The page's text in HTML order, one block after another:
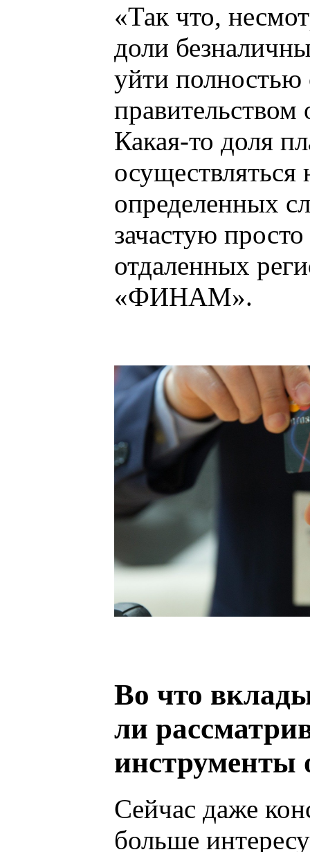
«Так что,
доли
уйти полностью
правительством
Какая-то доля
определенных
зачастую
отдаленных
«ФИНАМ».
Во что
ли
Сейчас даже
больше